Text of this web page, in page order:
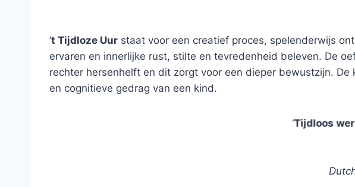
’t Tijdloze Uur staat voor een creatief proces, spelenderwijs
ervaren en innerlijke rust, stilte en tevredenheid beleven. De
rechter hersenhelft en dit zorgt voor een dieper bewustzijn.
en cognitieve gedrag van een kind.
Tijdloos werken